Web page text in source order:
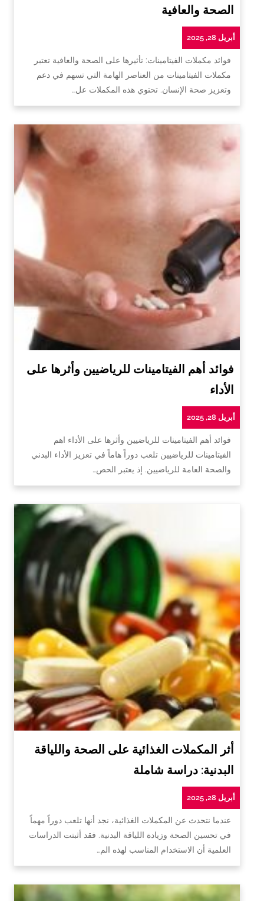
الصحة والعافية
أبريل 28, 2025
فوائد مكملات الفيتامينات: تأثيرها على الصحة والعافية تعتبر
مكملات الفيتامينات من العناصر الهامة التي تسهم في دعم
وتعزيز صحة الإنسان. تحتوي هذه المكملات عل…
فوائد أهم الفيتامينات للرياضيين وأثرها على
الأداء
أبريل 28, 2025
فوائد أهم الفيتامينات للرياضيين وأثرها على الأداء اهم
الفيتامينات للرياضيين تلعب دوراً هاماً في تعزيز الأداء البدني
والصحة العامة للرياضيين. إذ يعتبر الحص…
أثر المكملات الغذائية على الصحة واللياقة
البدنية: دراسة شاملة
أبريل 28, 2025
عندما نتحدث عن المكملات الغذائية، نجد أنها تلعب دوراً مهماً
في تحسين الصحة وزيادة اللياقة البدنية. فقد أثبتت الدراسات
العلمية أن الاستخدام المناسب لهذه الم…